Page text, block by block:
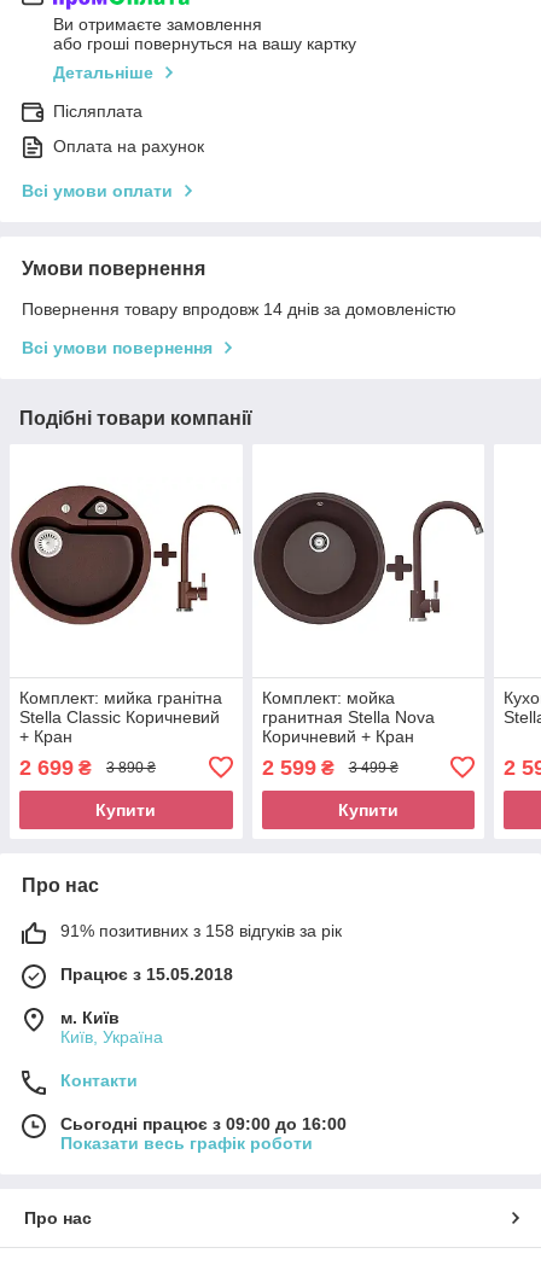
Ви отримаєте замовлення
або гроші повернуться на вашу картку
Детальніше
Післяплата
Оплата на рахунок
Всі умови оплати
Умови повернення
Повернення товару впродовж 14 днів за домовленістю
Всі умови повернення
Подібні товари компанії
Комплект: мийка гранітна
Stella Classic Коричневий
+ Кран
2 699 ₴ 3 890 ₴
Купити
Комплект: мойка
гранитная Stella Nova
Коричневий + Кран
2 599₴ 3 499 ₴
Купити
2
Про нас
91% позитивних з 158 відгуків за рік
Працює з 15.05.2018
м. Київ
Київ, Україна
Контакти
Сьогодні працює з 09:00 до 16:00
Показати весь графік роботи
Про нас